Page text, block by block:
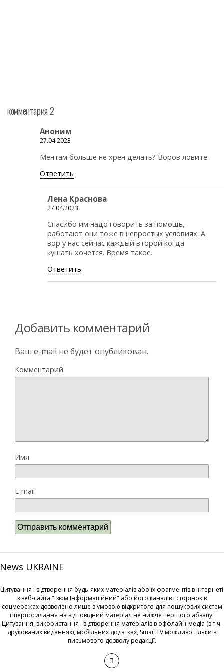
комментария 2
Аноним
27.04.2023
Ментам больше не хрен делать? Воров ловите.
Ответить
Лена Краснова
27.04.2023
Спасибо им надо говорить за помощь,
работают они тоже в непростых условиях. А
вор у нас сейчас каждый второй когда
кушать хочется. Время такое.
Ответить
Добавить комментарий
Ваш e-mail не будет опубликован.
Комментарий
Имя
E-mail
News UKRAINE
Цитування і відтворення будь-яких матеріалів або їх фрагментів в Інтернеті
з веб-сайта "Ізюм Інформаційний" або його каналів і сторінок в
соцмережах дозволено лише з умовою відкритого для пошукових систем
гіперпосилання на відповідний матеріал не нижче першого абзацу.
Цитування, використання і відтворення матеріалів в оффлайн-медіа (в т.ч.
друкованих виданнях), мобільних додатках, SmartTV можливо тільки з
письмового дозволу редакції.